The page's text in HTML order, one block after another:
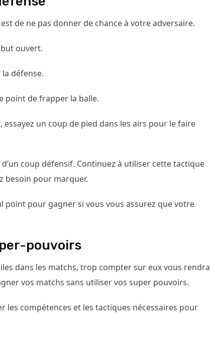
de ne pas donner de chance à votre adversaire.
ouvert.
défense.
point de frapper la balle.
un coup de pied dans les airs pour le faire
coup défensif. Continuez à utiliser cette tactique
besoin pour marquer.
point pour gagner si vous vous assurez que votre
pouvoirs
dans les matchs, trop compter sur eux vous rendra
vos matchs sans utiliser vos super pouvoirs.
les compétences et les tactiques nécessaires pour